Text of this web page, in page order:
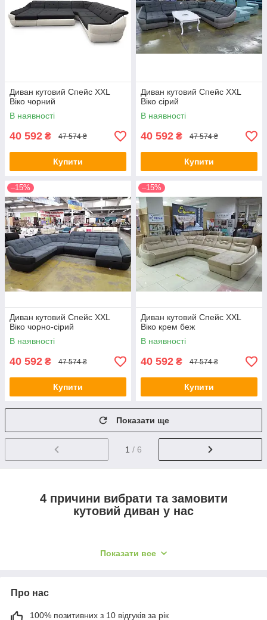
Диван кутовий Спейс XХL
Віко чорний
В наявності
40 592 ₴ 47 574 ₴
Купити
Диван кутовий Спейс XХL
Віко сірий
В наявності
40 592 ₴ 47 574 ₴
Купити
–15%
Диван кутовий Спейс XХL
Віко чорно-сірий
В наявності
40 592 ₴ 47 574 ₴
Купити
–15%
Диван кутовий Спейс XХL
Віко крем беж
В наявності
40 592 ₴ 47 574 ₴
Купити
Показати ще
1 / 6
4 причини вибрати та замовити
кутовий диван у нас
Наші дивани від української фабрики «Віко
якістю меблів і демократичними цінами.
Показати все
Про нас
100% позитивних з 10 відгуків за рік